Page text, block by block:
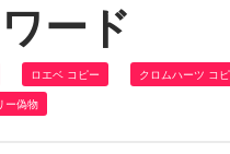
ード
ロエベ コピー クロムハーツ コ
ー偽物